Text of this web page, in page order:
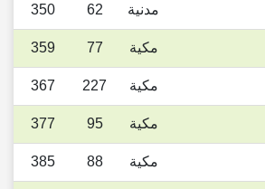
مدنية 62
350
مكية 77
359
مكية 227
367
مكية 95
377
مكية 88
385